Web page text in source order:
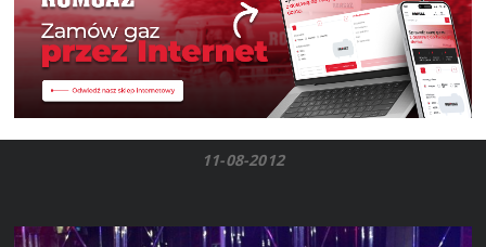
11-08-2012